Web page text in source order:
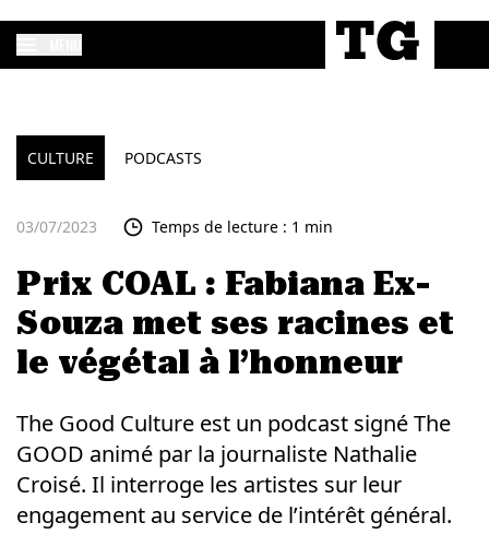
CULTURE PODCASTS
03/07/2023 Temps de lecture : 1 min
Prix COAL : Fabiana Ex-
Souza met ses racines et
le végétal à l’honneur
The Good Culture est un podcast signé The
GOOD animé par la journaliste Nathalie
Croisé. Il interroge les artistes sur leur
engagement au service de l’intérêt général.